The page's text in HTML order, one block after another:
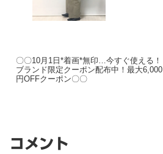
〇〇10月1日*着画*無印…今すぐ使える！
ブランド限定クーポン配布中！最大6,000
円OFFクーポン〇〇
コメント